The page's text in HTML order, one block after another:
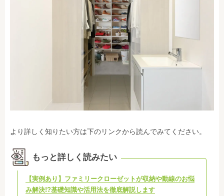
より詳しく知りたい方は下のリンクから読んでみてください。
もっと詳しく読みたい
【実例あり】ファミリークローゼットが収納や動線のお悩
み解決!?基礎知識や活用法を徹底解説します